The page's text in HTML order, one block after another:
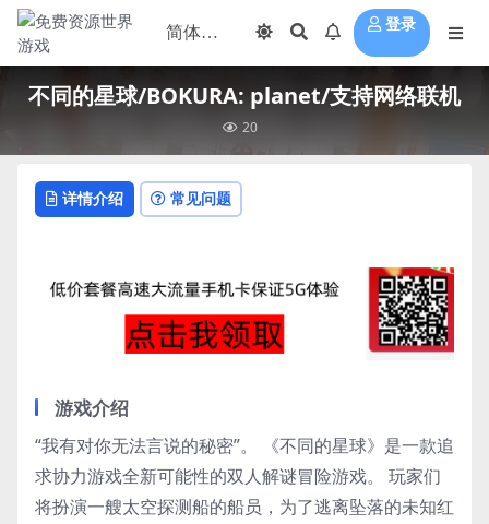
登录
不同的星球/BOKURA: planet/支持网络联机
20
详情介绍 常见问题
游戏介绍
“我有对你无法言说的秘密”。 《不同的星球》是一款追
求协力游戏全新可能性的双人解谜冒险游戏。 玩家们
将扮演一艘太空探测船的船员，为了逃离坠落的未知红